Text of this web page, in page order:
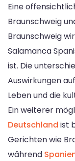
Eine
Braunschweig
Braunschweig
Salamanca
ist. Die
Auswirkungen
Leben und die
Ein weiterer
Deutschland ist
Gerichten wie
während